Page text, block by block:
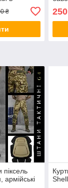
₴
для
250
піксель